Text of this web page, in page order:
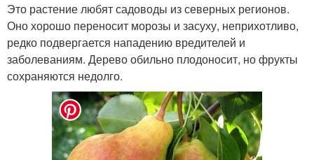
Это растение любят садоводы из северных регионов.
Оно хорошо переносит морозы и засуху, неприхотливо,
редко подвергается нападению вредителей и
заболеваниям. Дерево обильно плодоносит, но фрукты
сохраняются недолго.